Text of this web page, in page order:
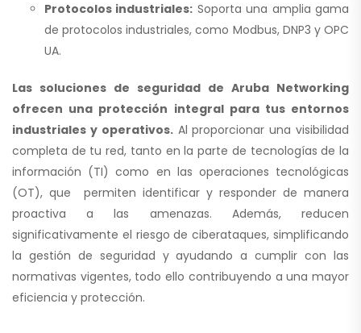
Protocolos industriales: Soporta una amplia gama
de protocolos industriales, como Modbus, DNP3 y OPC
UA.
Las soluciones de seguridad de Aruba Networking
ofrecen una protección integral para tus entornos
industriales y operativos.Al proporcionar una visibilidad
completa de tu red, tanto en la parte de tecnologías de la
información (TI) como en las operaciones tecnológicas
(OT), que permiten identificar y responder de manera
proactiva a las amenazas. Además, reducen
significativamente el riesgo de ciberataques, simplificando
la gestión de seguridad y ayudando a cumplir con las
normativas vigentes, todo ello contribuyendo a una mayor
eficiencia y protección.